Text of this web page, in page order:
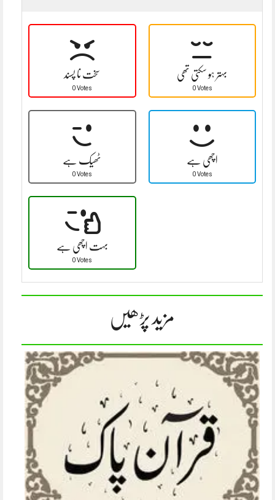
سخت نا پسند
0 Votes
بہتر ہو سکتی تھی
0 Votes
ٹھیک ہے
0 Votes
اچھی ہے
0 Votes
بہت اچھی ہے
0 Votes
مزید پڑھیں